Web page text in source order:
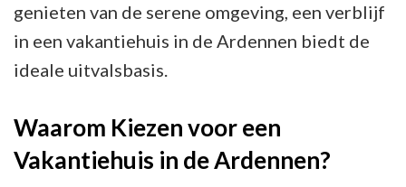
genieten van de serene omgeving, een verblijf
in een vakantiehuis in de Ardennen biedt de
ideale uitvalsbasis.
Waarom Kiezen voor een
Vakantiehuis in de Ardennen?